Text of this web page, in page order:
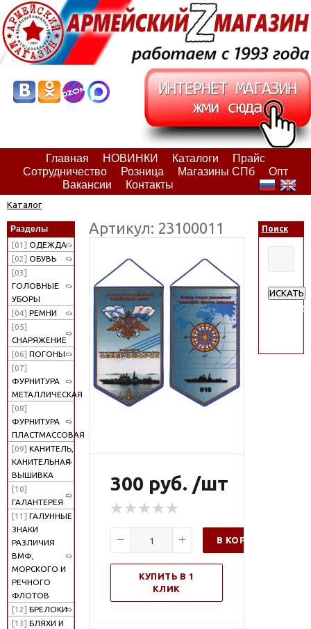
Главная НОВИНКИ Каталоги
Прайс
Сотрудничество
Розница Магазины СПб
Опт
Вакансии
Контакты
Каталог
Разделы
[01] ОДЕЖДА
[02] ОБУВЬ
[03]
ГОЛОВНЫЕ
УБОРЫ
[04] РЕМНИ
[05]
СНАРЯЖЕНИЕ
[06] ПОГОНЫ
[07]
ФУРНИТУРА
МЕТАЛЛИЧЕСКАЯ
[08]
ФУРНИТУРА
ПЛАСТМАССОВАЯ
[09] КАНИТЕЛЬ,
КАНИТЕЛЬНАЯ
ВЫШИВКА
[10]
ГАЛАНТЕРЕЯ
[11] ГАЛУННЫЕ
ЗНАКИ
РАЗЛИЧИЯ
ВМФ,
МОРСКОГО И
РЕЧНОГО
ФЛОТОВ
[12] БРЕЛОКИ
[13] БЛЯХИ И
Артикул: 23100011
300 руб. /шт
В КОРЗИНУ
КУПИТЬ В 1
КЛИК
Поиск
ИСКАТЬ